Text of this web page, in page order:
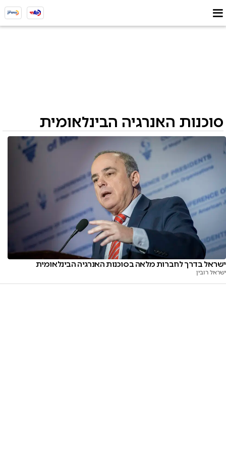
סוכנות האנרגיה הבינלאומית
ישראל בדרך לחברות מלאה בסוכנות האנרגיה הבינלאומית
ישראל רובין